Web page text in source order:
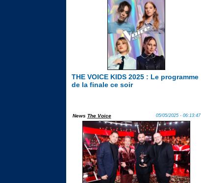
THE VOICE KIDS 2025 : Le programme
de la finale ce soir
News The Voice 05/05/2025 - 06:13:47